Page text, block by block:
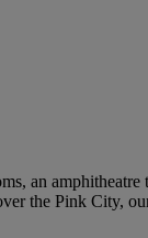
an
the Pink City,